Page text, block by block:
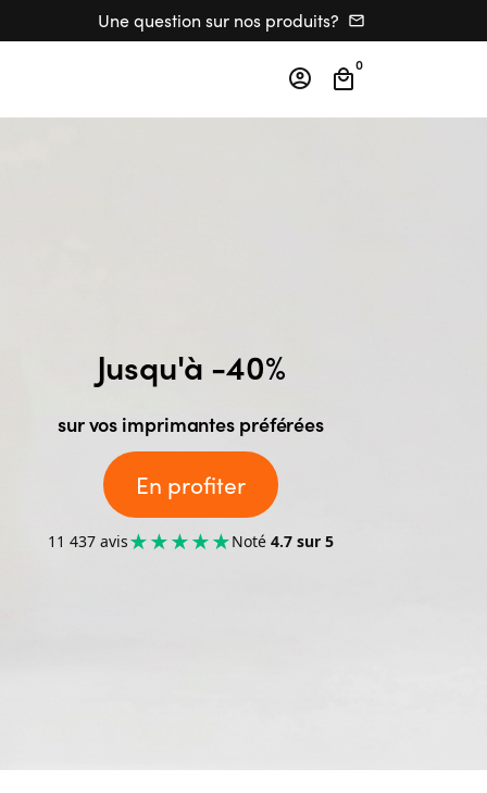
Une question sur nos produits? email
account_circle local_mall
0
Jusqu'à -40%
sur vos imprimantes préférées
En profiter
11 437 avis★★★★★Noté 4.7 sur 5